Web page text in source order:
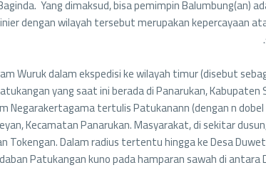
Yang dimaksud, bisa pemimpin Balumbung(an)
dengan wilayah tersebut merupakan kepercayaan
Wuruk dalam ekspedisi ke wilayah timur (disebut
yang saat ini berada di Panarukan, Kabupaten
Negarakertagama tertulis Patukanann (dengan n dobel
Kecamatan Panarukan. Masyarakat, di sekitar
Tokengan. Dalam radius tertentu hingga ke Desa
Patukangan kuno pada hamparan sawah di antara